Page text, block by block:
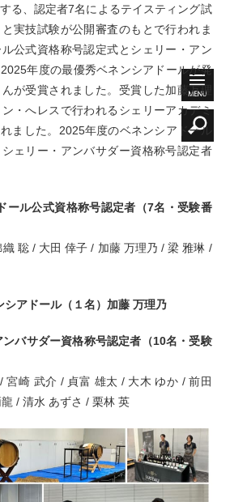
る、認定者7名によるテイスティング試
実技試験が公開審査のもとで行われま
公式資格称号認定式とシェリー・アン
年度の最優秀ベネンシアドールが発
が受賞されました。受賞した加藤万理
・へレスで行われるシェリーアカデミ
ました。2025年度のベネンシアドール
ェリー・アンバサダー資格称号認定者
ール公式資格称号認定者（7名・受験番
聡 / 大田 倖子 / 加藤 万理乃 / 梁 雅琳 /
アドール（１名）加藤 万理乃
バサダー資格称号認定者（10名・受験
宮崎 武介 / 貞富 雄太 / 大木 ゆか / 前田
/ 清水 あずさ / 栗林 英